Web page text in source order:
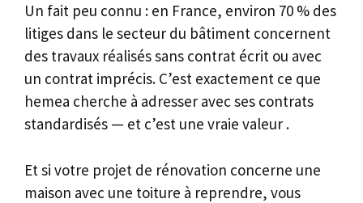
Un fait peu connu : en France, environ 70 % des
litiges dans le secteur du bâtiment concernent
des travaux réalisés sans contrat écrit ou avec
un contrat imprécis. C’est exactement ce que
hemea cherche à adresser avec ses contrats
standardisés — et c’est une vraie valeur .
Et si votre projet de rénovation concerne une
maison avec une toiture à reprendre, vous